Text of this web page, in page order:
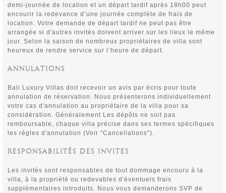
demi-journée de location et un départ tardif après 18h00 peut
encourir la redevance d’une journée complète de frais de
location. Votre demande de départ tardif ne peut pas être
arrangée si d'autres invités doivent arriver sur les lieux le même
jour. Selon la saison de nombreux propriétaires de villa sont
heureux de rendre service sur l’heure de départ.
ANNULATIONS
Bali Luxury Villas doit recevoir un avis par écris pour toute
annulation de réservation. Nous présenterons individuellement
votre cas d'annulation au propriétaire de la villa pour sa
considération. Généralement Les dépôts ne soit pas
remboursable, chaque villa précise dans ses termes spécifiques
les règles d'annulation (Voir "Cancellations").
RESPONSABILITÉS DES INVITES
Les invités sont responsables de tout dommage encouru à la
villa, à la propriété ou redevables d'éventuels frais
supplémentaires introduits. Nous vous demanderons SVP de